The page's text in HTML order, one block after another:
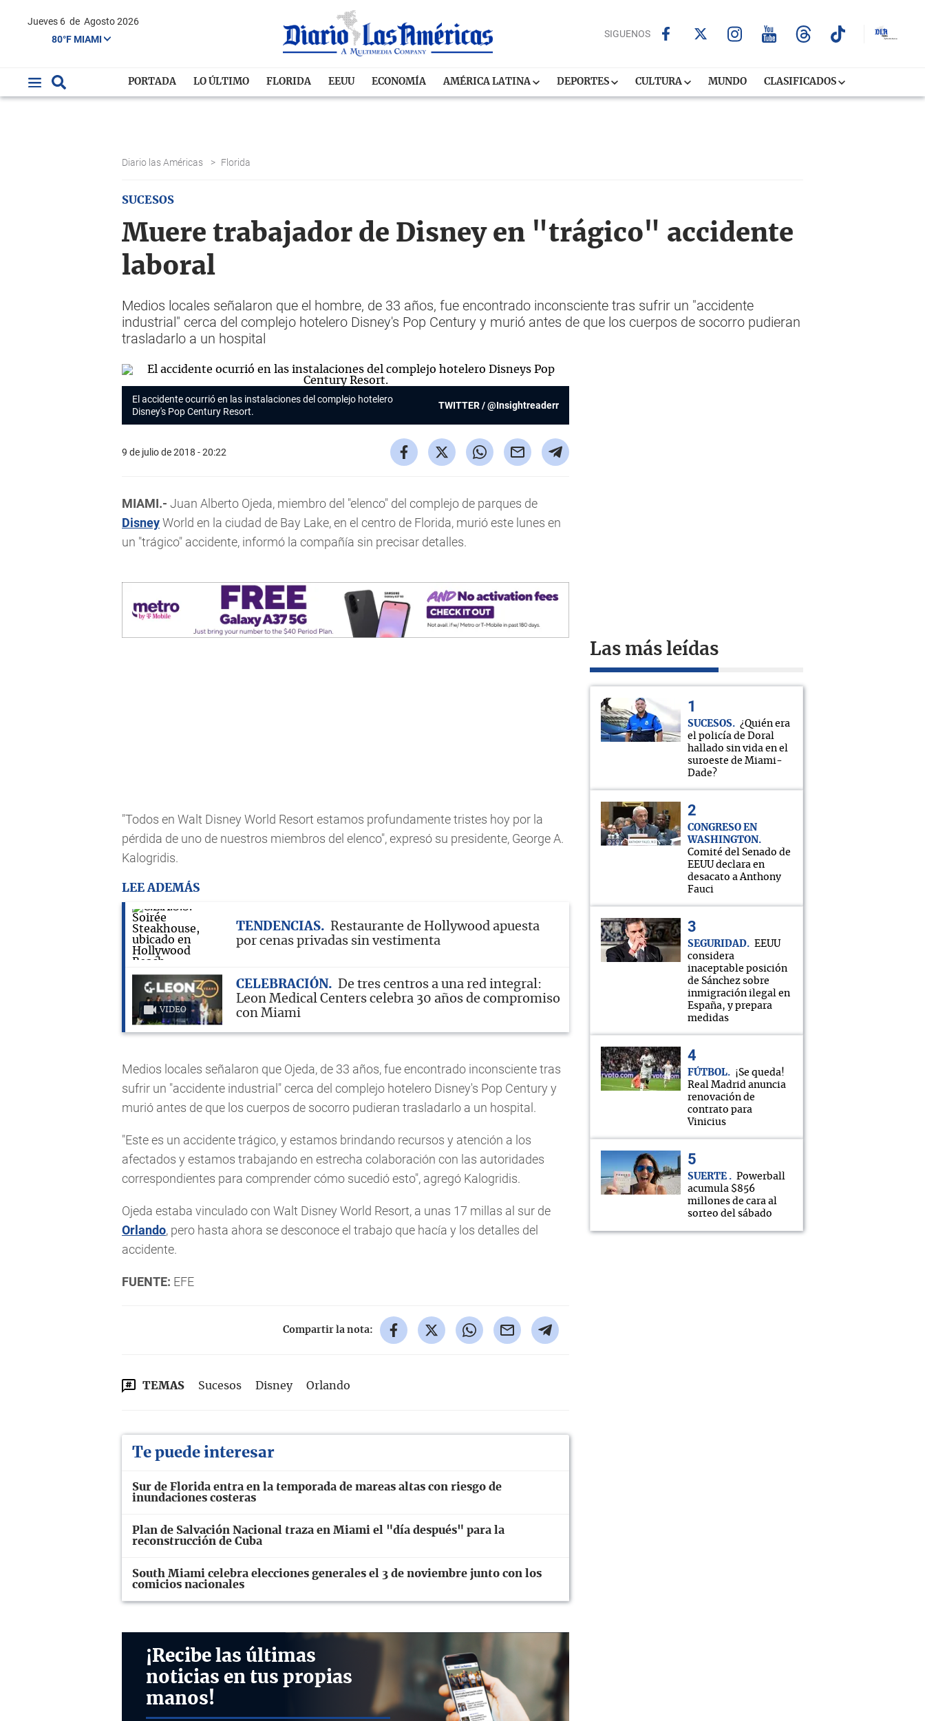
Jueves 6 de Agosto 2026
80°F MIAMI
SIGUENOS
PORTADA LO ÚLTIMO FLORIDA EEUU ECONOMÍA AMÉRICA LATINA DEPORTES CULTURA MUNDO CLASIFICADOS
Diario las Américas > Florida
SUCESOS
Muere trabajador de Disney en "trágico" accidente
laboral
Medios locales señalaron que el hombre, de 33 años, fue encontrado inconsciente tras sufrir un "accidente
industrial" cerca del complejo hotelero Disney's Pop Century y murió antes de que los cuerpos de socorro pudieran
trasladarlo a un hospital
El accidente ocurrió en las instalaciones del complejo hotelero
Disney's Pop Century Resort.
TWITTER / @Insightreaderr
9 de julio de 2018 - 20:22
MIAMI.- Juan Alberto Ojeda, miembro del "elenco" del complejo de parques de
DisneyWorld en la ciudad de Bay Lake, en el centro de Florida, murió este lunes en
un "trágico" accidente, informó la compañía sin precisar detalles.
"Todos en Walt Disney World Resort estamos profundamente tristes hoy por la
pérdida de uno de nuestros miembros del elenco", expresó su presidente, George A.
Kalogridis.
LEE ADEMÁS
TENDENCIAS
Restaurante de Hollywood apuesta
por cenas privadas sin vestimenta
VIDEO
CELEBRACIÓN
De tres centros a una red integral:
Leon Medical Centers celebra 30 años de compromiso
con Miami
Medios locales señalaron que Ojeda, de 33 años, fue encontrado inconsciente tras
sufrir un "accidente industrial" cerca del complejo hotelero Disney's Pop Century y
murió antes de que los cuerpos de socorro pudieran trasladarlo a un hospital.
"Este es un accidente trágico, y estamos brindando recursos y atención a los
afectados y estamos trabajando en estrecha colaboración con las autoridades
correspondientes para comprender cómo sucedió esto", agregó Kalogridis.
Ojeda estaba vinculado con Walt Disney World Resort, a unas 17 millas al sur de
Orlando, pero hasta ahora se desconoce el trabajo que hacía y los detalles del
accidente.
FUENTE: EFE
Compartir la nota:
TEMAS Sucesos Disney Orlando
Te puede interesar
Sur de Florida entra en la temporada de mareas altas con riesgo de
inundaciones costeras
Plan de Salvación Nacional traza en Miami el "día después" para la
reconstrucción de Cuba
South Miami celebra elecciones generales el 3 de noviembre junto con los
comicios nacionales
¡Recibe las últimas
noticias en tus propias
manos!
Las más leídas
SUCESOS
¿Quién era
el policía de Doral
hallado sin vida en el
suroeste de Miami-
Dade?
CONGRESO EN
WASHINGTON
Comité del Senado de
EEUU declara en
desacato a Anthony
Fauci
SEGURIDAD
EEUU
considera
inaceptable posición
de Sánchez sobre
inmigración ilegal en
España, y prepara
medidas
FÚTBOL
¡Se queda!
Real Madrid anuncia
renovación de
contrato para
Vinicius
SUERTE
Powerball
acumula $856
millones de cara al
sorteo del sábado